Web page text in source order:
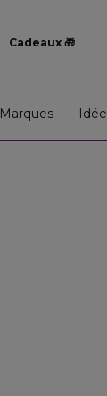
Cadeaux 🎁
Marques